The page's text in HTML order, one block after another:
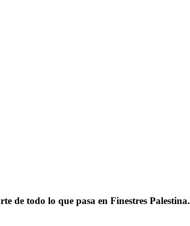
de todo lo que pasa en Finestres Palestina.